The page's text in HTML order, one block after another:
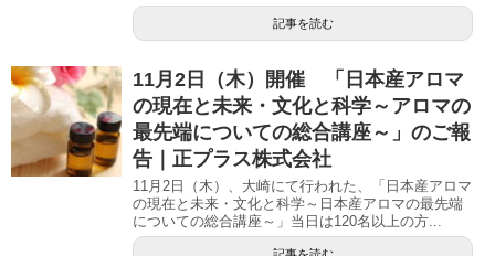
記事を読む
11月2日（木）開催 「日本産アロマ
の現在と未来・文化と科学～アロマの
最先端についての総合講座～」のご報
告｜正プラス株式会社
11月2日（木）、大崎にて行われた、「日本産アロマ
の現在と未来・文化と科学～日本産アロマの最先端
についての総合講座～」当日は120名以上の方...